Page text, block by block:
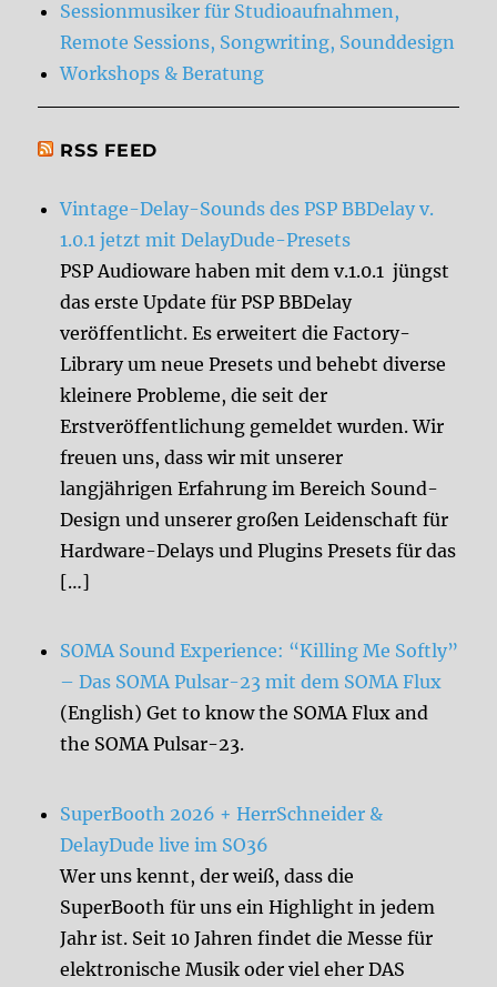
Sessionmusiker für Studioaufnahmen,
Remote Sessions, Songwriting, Sounddesign
Workshops & Beratung
RSS FEED
Vintage-Delay-Sounds des PSP BBDelay v.
1.0.1 jetzt mit DelayDude-Presets
PSP Audioware haben mit dem v.1.0.1 jüngst
das erste Update für PSP BBDelay
veröffentlicht. Es erweitert die Factory-
Library um neue Presets und behebt diverse
kleinere Probleme, die seit der
Erstveröffentlichung gemeldet wurden. Wir
freuen uns, dass wir mit unserer
langjährigen Erfahrung im Bereich Sound-
Design und unserer großen Leidenschaft für
Hardware-Delays und Plugins Presets für das
[…]
SOMA Sound Experience: “Killing Me Softly”
– Das SOMA Pulsar-23 mit dem SOMA Flux
(English) Get to know the SOMA Flux and
the SOMA Pulsar-23.
SuperBooth 2026 + HerrSchneider &
DelayDude live im SO36
Wer uns kennt, der weiß, dass die
SuperBooth für uns ein Highlight in jedem
Jahr ist. Seit 10 Jahren findet die Messe für
elektronische Musik oder viel eher DAS